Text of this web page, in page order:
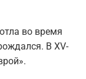
во время
В XV-